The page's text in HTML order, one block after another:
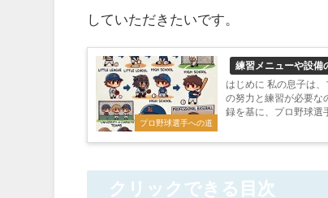
していただきたいです。
プロ野球選手への道
練習メニューや設備
はじめに 私の息子は
の努力と練習が必要な
録を基に、プロ野球選
クリックできる目次